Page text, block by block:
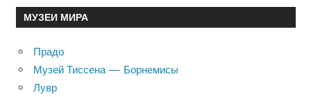
МУЗЕИ МИРА
Прадо
Музей Тиссена — Борнемисы
Лувр